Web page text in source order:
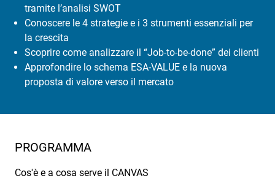
tramite l’analisi SWOT
Conoscere le 4 strategie e i 3 strumenti essenziali per
la crescita
Scoprire come analizzare il “Job-to-be-done” dei clienti
Approfondire lo schema ESA-VALUE e la nuova
proposta di valore verso il mercato
PROGRAMMA
Cos'è e a cosa serve il CANVAS